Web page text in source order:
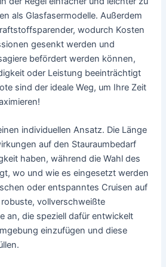
als Glasfasermodelle. Außerdem
wodurch Kosten
gesenkt werden und
befördert werden können,
oder Leistung beeinträchtigt
sind der ideale Weg, um Ihre Zeit
individuellen Ansatz. Die Länge
auf den Stauraumbedarf
haben, während die Wahl des
wo und wie es eingesetzt werden
oder entspanntes Cruisen auf
vollverschweißte
an, die speziell dafür entwickelt
einzufügen und diese